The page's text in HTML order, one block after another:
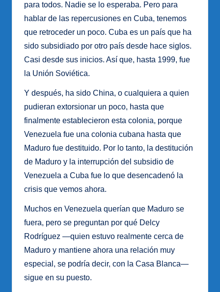
para todos. Nadie se lo esperaba. Pero para
hablar de las repercusiones en Cuba, tenemos
que retroceder un poco. Cuba es un país que ha
sido subsidiado por otro país desde hace siglos.
Casi desde sus inicios. Así que, hasta 1999, fue
la Unión Soviética.
Y después, ha sido China, o cualquiera a quien
pudieran extorsionar un poco, hasta que
finalmente establecieron esta colonia, porque
Venezuela fue una colonia cubana hasta que
Maduro fue destituido. Por lo tanto, la destitución
de Maduro y la interrupción del subsidio de
Venezuela a Cuba fue lo que desencadenó la
crisis que vemos ahora.
Muchos en Venezuela querían que Maduro se
fuera, pero se preguntan por qué Delcy
Rodríguez —quien estuvo realmente cerca de
Maduro y mantiene ahora una relación muy
especial, se podría decir, con la Casa Blanca—
sigue en su puesto.